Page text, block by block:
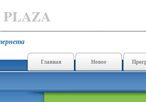
PLAZA
Главная Новое